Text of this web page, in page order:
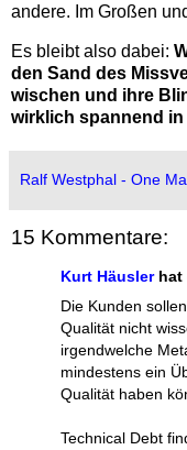
andere. Im Großen
Es bleibt also dabei:
den Sand des
wischen und ihre
wirklich spannend
Ralf Westphal - One
15 Kommentare:
Kurt Häuslerhat
Die Kunden
Qualität nicht
irgendwelche
mindestens ein
Qualität haben
Technical Debt